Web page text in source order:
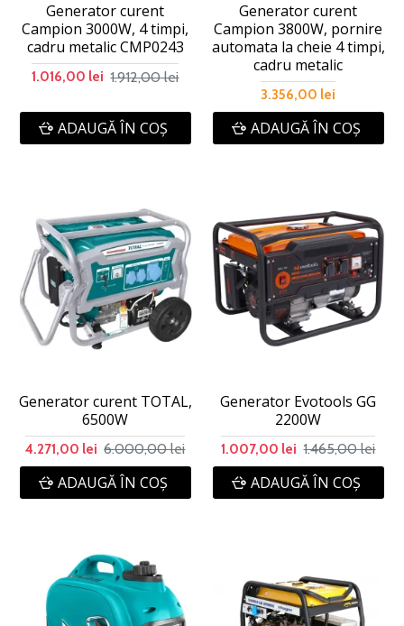
Generator curent
Campion 3000W, 4 timpi,
cadru metalic CMP0243
1.016,00 lei 1.912,00 lei
ADAUGĂ ÎN COŞ
Generator curent
Campion 3800W, pornire
automata la cheie 4 timpi,
cadru metalic
3.356,00 lei
ADAUGĂ ÎN COŞ
Generator curent TOTAL,
6500W
4.271,00 lei 6.000,00 lei
ADAUGĂ ÎN COŞ
Generator Evotools GG
2200W
1.007,00 lei 1.465,00 lei
ADAUGĂ ÎN COŞ